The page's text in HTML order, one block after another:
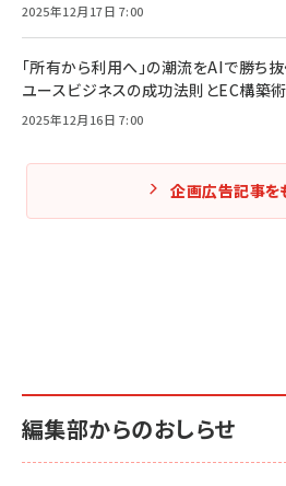
2025年12月17日 7:00
「所有から利用へ」の潮流をAIで勝ち抜
ユースビジネスの成功法則とEC構築術
2025年12月16日 7:00
企画広告記事を
編集部からのおしらせ